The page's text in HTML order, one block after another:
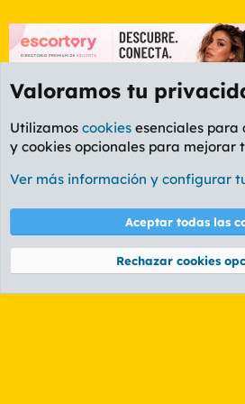
Foro Informática y Videojuegos
Cookies
PL OLDSTYLE
Términos y reglas
Community platform by XenForo® © 2010-2026
Valoramos tu
Utilizamos cookies esenciales para
y cookies opcionales para mejorar
Ver más información y configurar
Aceptar todas las
Rechazar cookies